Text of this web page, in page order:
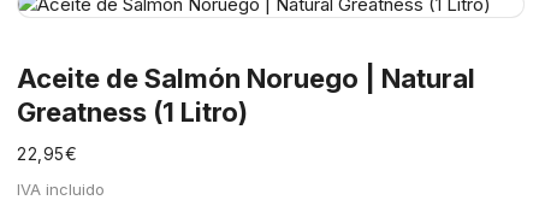
Aceite de Salmón Noruego | Natural
Greatness (1 Litro)
22,95€
IVA incluido